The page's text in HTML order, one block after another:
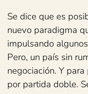
Se dice que es
nuevo paradigma
impulsando
Pero, un país sin
negociación. Y
por partida doble.